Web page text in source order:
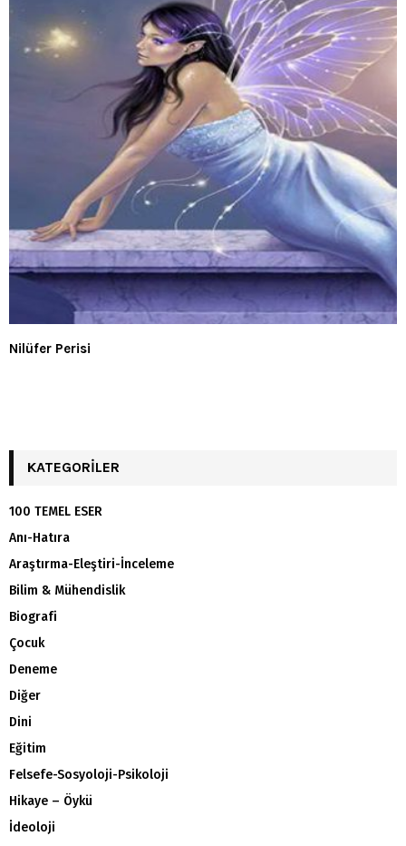
Nilüfer Perisi
KATEGORILER
100 TEMEL ESER
Anı-Hatıra
Araştırma-Eleştiri-İnceleme
Bilim & Mühendislik
Biografi
Çocuk
Deneme
Diğer
Dini
Eğitim
Felsefe-Sosyoloji-Psikoloji
Hikaye – Öykü
İdeoloji